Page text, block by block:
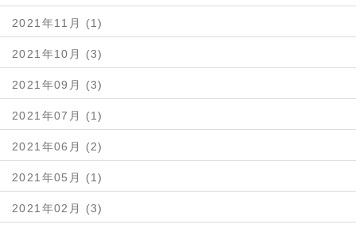
2021年11月 (1)
2021年10月 (3)
2021年09月 (3)
2021年07月 (1)
2021年06月 (2)
2021年05月 (1)
2021年02月 (3)